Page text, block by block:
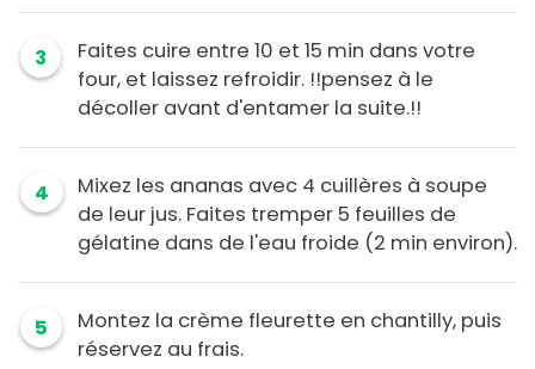
3
Faites cuire entre 10 et 15 min dans votre
four, et laissez refroidir. !!pensez à le
décoller avant d'entamer la suite.!!
4
Mixez les ananas avec 4 cuillères à soupe
de leur jus. Faites tremper 5 feuilles de
gélatine dans de l'eau froide (2 min environ).
5
Montez la crème fleurette en chantilly, puis
réservez au frais.